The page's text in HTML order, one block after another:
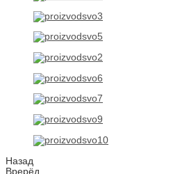
Назад
Врерёд